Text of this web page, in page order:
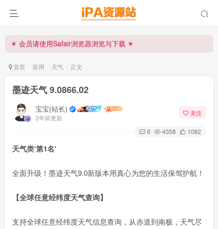
☀ 会员请使用Safair浏览器浏览与下载 ☀
☀ 会员请使用Safair浏览器浏览与下载 ☀
首页 应用 天气 正文
墨迹天气 9.0866.02
宝宝(站长)
2年前更新
关注
6 4358 1082
天气类’第1名’
全面升级！墨迹天气9.0新版本用真心为您的生活保驾护航！
【全球任意经纬度天气查询】
支持全球任意经纬度天气信息查询，从赤道到南极，天气尽